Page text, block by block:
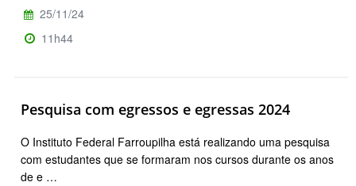
25/11/24
11h44
Pesquisa com egressos e egressas 2024
O Instituto Federal Farroupilha está realizando uma pesquisa
com estudantes que se formaram nos cursos durante os anos
de e …